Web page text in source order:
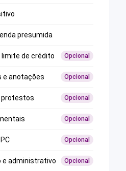
presumida
limite de crédito Opcional
e anotações Opcional
protestos Opcional
Opcional
Opcional
e administrativo Opcional